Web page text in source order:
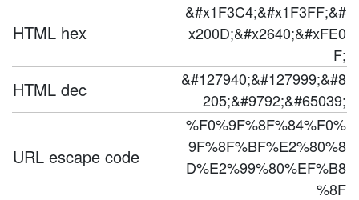
HTML hex
&#x1F3C4;&#x1F3FF;&#
x200D;&#x2640;&#xFE0
F;
HTML dec
&#127940;&#127999;&#8
205;&#9792;&#65039;
URL escape code
%F0%9F%8F%84%F0%
9F%8F%BF%E2%80%8
D%E2%99%80%EF%B8
%8F